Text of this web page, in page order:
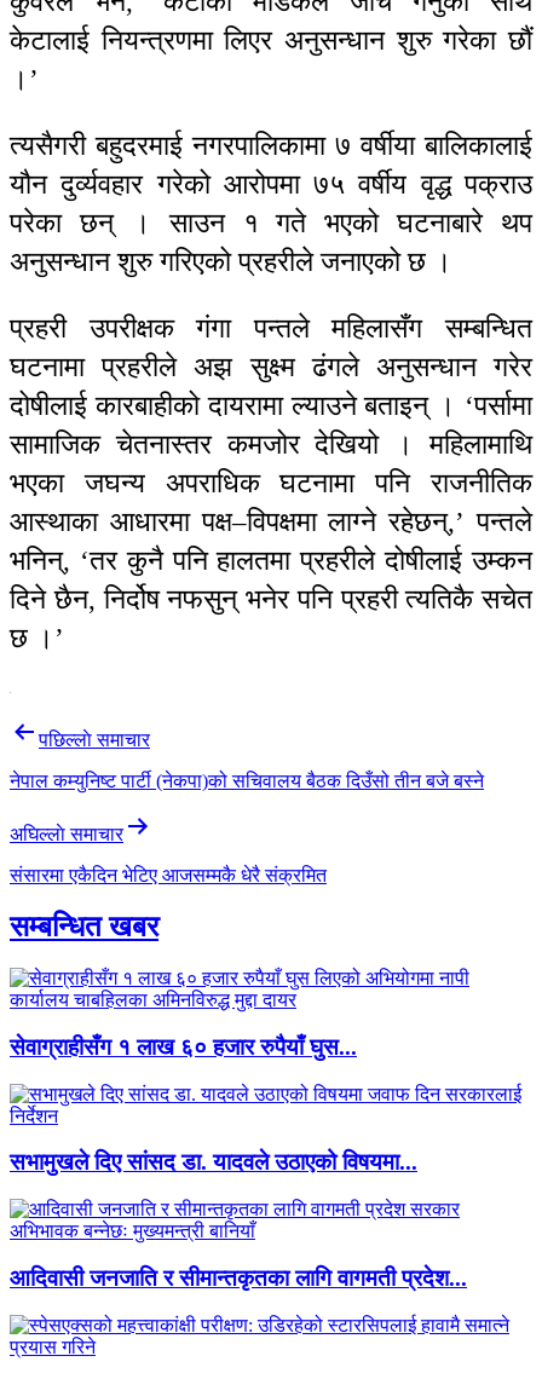
केटालाई नियन्त्रणमा लिएर अनुसन्धान शुरु गरेका छौं
।’
त्यसैगरी बहुदरमाई नगरपालिकामा ७ वर्षीया बालिकालाई
यौन दुर्व्यवहार गरेको आरोपमा ७५ वर्षीय वृद्ध पक्राउ
परेका छन् । साउन १ गते भएको घटनाबारे थप
अनुसन्धान शुरु गरिएको प्रहरीले जनाएको छ ।
प्रहरी उपरीक्षक गंगा पन्तले महिलासँग सम्बन्धित
घटनामा प्रहरीले अझ सुक्ष्म ढंगले अनुसन्धान गरेर
दोषीलाई कारबाहीको दायरामा ल्याउने बताइन् । ‘पर्सामा
सामाजिक चेतनास्तर कमजोर देखियो । महिलामाथि
भएका जघन्य अपराधिक घटनामा पनि राजनीतिक
आस्थाका आधारमा पक्ष–विपक्षमा लाग्ने रहेछन्,’ पन्तले
भनिन्, ‘तर कुनै पनि हालतमा प्रहरीले दोषीलाई उम्कन
दिने छैन, निर्दोष नफसुन् भनेर पनि प्रहरी त्यतिकै सचेत
छ ।’
Post
navigation
पछिल्लाे समाचार
नेपाल कम्युनिष्ट पार्टी (नेकपा)को सचिवालय बैठक दिउँसो तीन बजे बस्ने
अघिल्लाे समाचार
संसारमा एकैदिन भेटिए आजसम्मकै धेरै संक्रमित
सम्बन्धित खबर
सेवाग्राहीसँग १ लाख ६० हजार रुपैयाँ घुस...
सभामुखले दिए सांसद डा‍‍. यादवले उठाएको विषयमा...
आदिवासी जनजाति र सीमान्तकृतका लागि वागमती प्रदेश...